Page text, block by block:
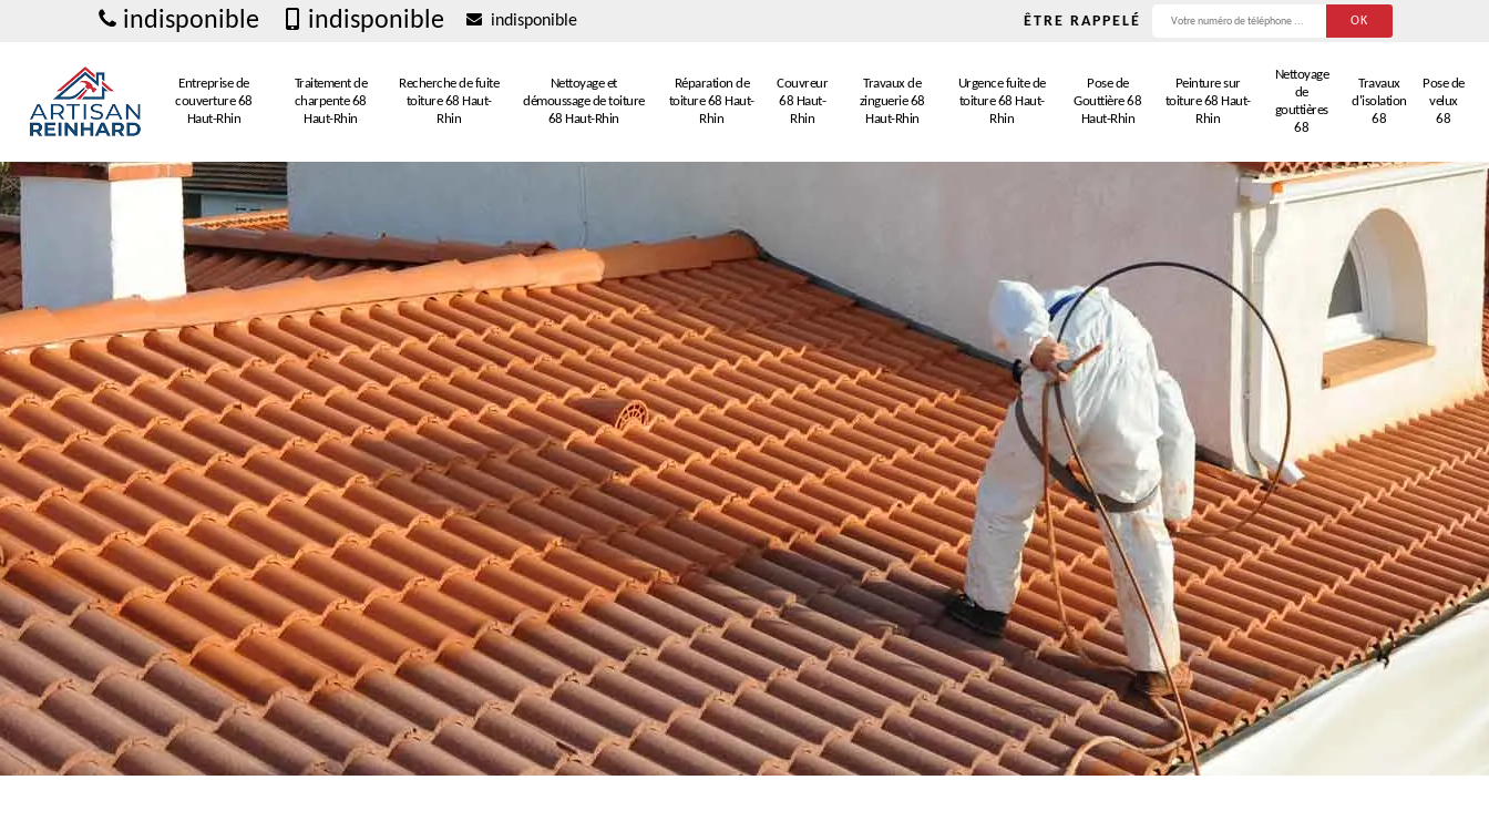
indisponible indisponible indisponible ÊTRE RAPPELÉ
Entreprise de
couverture 68
Haut-Rhin
Traitement de
charpente 68
Haut-Rhin
Recherche de fuite
toiture 68 Haut-
Rhin
Nettoyage et
démoussage de toiture
68 Haut-Rhin
Réparation de
toiture 68 Haut-
Rhin
Couvreur
68 Haut-
Rhin
Travaux de
zinguerie 68
Haut-Rhin
Urgence fuite de
toiture 68 Haut-
Rhin
Pose de
Gouttière 68
Haut-Rhin
Peinture sur
toiture 68 Haut-
Rhin
Nettoyage
de
gouttières
68
Travaux
d'isolation
68
Pose de
velux
68